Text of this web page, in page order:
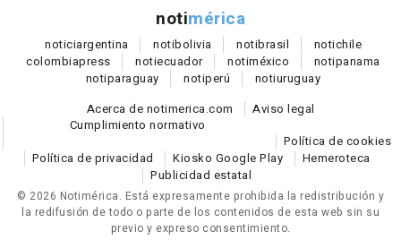
notimérica
noticiargentina notibolivia notibrasil notichile
colombiapress notiecuador notiméxico notipanama
notiparaguay notiperú notiuruguay
Acerca de notimerica.com
Aviso legal
Cumplimiento normativo
Política de cookies
Política de privacidad
Kiosko Google Play
Hemeroteca
Publicidad estatal
© 2026 Notimérica. Está expresamente prohibida la redistribución y
la redifusión de todo o parte de los contenidos de esta web sin su
previo y expreso consentimiento.